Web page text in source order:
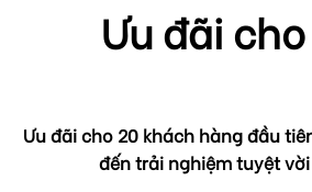
Ưu đãi
Ưu đãi cho 20 khách hàng đầu
đến trải nghiệm tuyệt